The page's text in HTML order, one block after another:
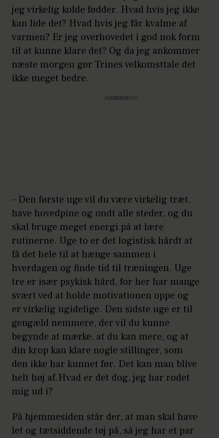
jeg virkelig kolde fødder. Hvad hvis jeg ikke
kan lide det? Hvad hvis jeg får kvalme af
varmen? Er jeg overhovedet i god nok form
til at kunne klare det? Og da jeg ankommer
næste morgen gør Trines velkomsttale det
ikke meget bedre.
Annonce
– Den første uge vil du være virkelig træt,
have hovedpine og ondt alle steder, og du
skal bruge meget energi på at lære
rutinerne. Uge to er det logistisk hårdt at
få det hele til at hænge sammen i
hverdagen og finde tid til træningen. Uge
tre er især psykisk hård, for her har mange
svært ved at holde motivationen oppe og
er virkelig ugidelige. Den sidste uge er til
gengæld nemmere, der vil du kunne
begynde at mærke, at du kan mere, og at
din krop kan klare nogle stillinger, som
den ikke har kunnet før. Det kan man blive
helt høj af.Hvad er det dog, jeg har rodet
mig ud i?
På hjemmesiden står der, at man skal have
let og tætsiddende tøj på, så jeg har et par